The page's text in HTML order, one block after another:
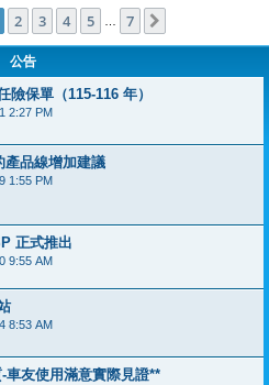
頁 (共7 頁)
2 3 4 5 7
公告
險保單（115-116 年）
2:27 PM
產品線增加建議
1:55 PM
正式推出
9:55 AM
8:53 AM
車友使用滿意實際見證**